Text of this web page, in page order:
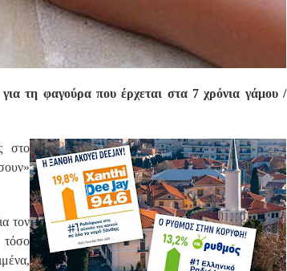
τη φαγούρα που έρχεται στα 7 χρόνια γάμου /
στο
τον
τόσο